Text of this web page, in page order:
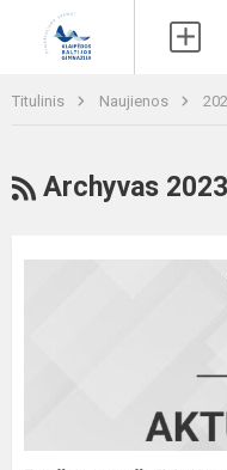
Titulinis Naujienos
RSS
Archyvas